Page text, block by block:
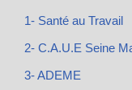
1- Santé au Travail
2- C.A.U.E Seine
3- ADEME